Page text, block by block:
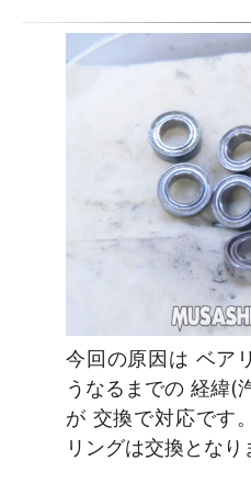
今回の原因は ベア
うなるまでの 経緯(
が 交換で対応です
リングは交換となり